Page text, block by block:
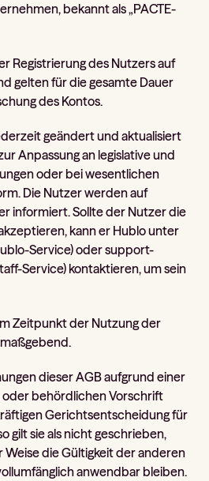
bekannt als „PACTE-
Registrierung des Nutzers auf
gelten für die gesamte Dauer
des Kontos.
geändert und aktualisiert
Anpassung an legislative und
oder bei wesentlichen
Die Nutzer werden auf
informiert. Sollte der Nutzer die
kann er Hublo unter
Service) oder support-
Service) kontaktieren, um sein
Zeitpunkt der Nutzung der
dieser AGB aufgrund einer
behördlichen Vorschrift
Gerichtsentscheidung für
gilt sie als nicht geschrieben,
die Gültigkeit der anderen
anwendbar bleiben.